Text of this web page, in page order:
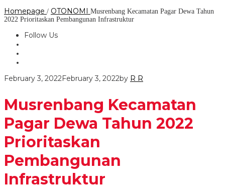
Homepage / OTONOMI Musrenbang Kecamatan Pagar Dewa Tahun
2022 Prioritaskan Pembangunan Infrastruktur
Follow Us
February 3, 2022February 3, 2022by R R
Musrenbang Kecamatan
Pagar Dewa Tahun 2022
Prioritaskan
Pembangunan
Infrastruktur